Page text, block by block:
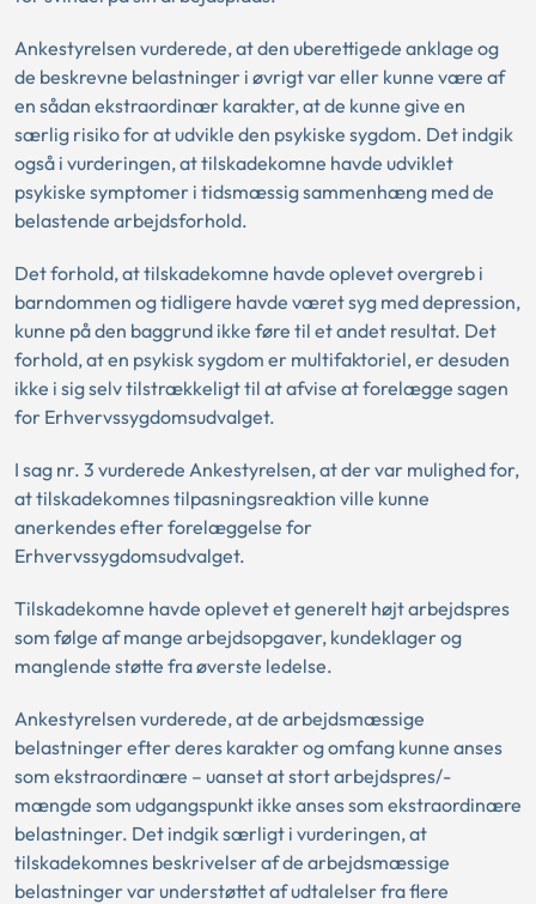
Ankestyrelsen vurderede, at den uberettigede anklage og
de beskrevne belastninger i øvrigt var eller kunne være af
en sådan ekstraordinær karakter, at de kunne give en
særlig risiko for at udvikle den psykiske sygdom. Det indgik
også i vurderingen, at tilskadekomne havde udviklet
psykiske symptomer i tidsmæssig sammenhæng med de
belastende arbejdsforhold.
Det forhold, at tilskadekomne havde oplevet overgreb i
barndommen og tidligere havde været syg med depression,
kunne på den baggrund ikke føre til et andet resultat. Det
forhold, at en psykisk sygdom er multifaktoriel, er desuden
ikke i sig selv tilstrækkeligt til at afvise at forelægge sagen
for Erhvervssygdomsudvalget.
I sag nr. 3 vurderede Ankestyrelsen, at der var mulighed for,
at tilskadekomnes tilpasningsreaktion ville kunne
anerkendes efter forelæggelse for
Erhvervssygdomsudvalget.
Tilskadekomne havde oplevet et generelt højt arbejdspres
som følge af mange arbejdsopgaver, kundeklager og
manglende støtte fra øverste ledelse.
Ankestyrelsen vurderede, at de arbejdsmæssige
belastninger efter deres karakter og omfang kunne anses
som ekstraordinære – uanset at stort arbejdspres/-
mængde som udgangspunkt ikke anses som ekstraordinære
belastninger. Det indgik særligt i vurderingen, at
tilskadekomnes beskrivelser af de arbejdsmæssige
belastninger var understøttet af udtalelser fra flere